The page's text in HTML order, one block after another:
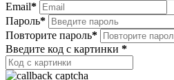
Email*
Пароль*
Повторите пароль*
Введите код с картинки *